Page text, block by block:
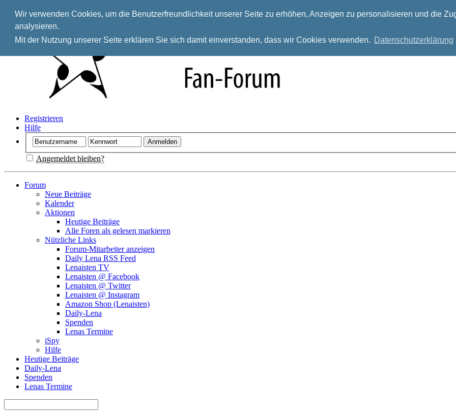
Wir verwenden Cookies, um die Benutzerfreundlichkeit unserer Seite zu erhöhen, Anzeigen zu personalisieren und die
analysieren.
Mit der Nutzung unserer Seite erklären Sie sich damit einverstanden, dass wir Cookies verwenden. Datenschutzerklärung
Registrieren
Hilfe
Angemeldet bleiben?
Forum
Neue Beiträge
Kalender
Aktionen
Heutige Beiträge
Alle Foren als gelesen markieren
Nützliche Links
Forum-Mitarbeiter anzeigen
Daily Lena RSS Feed
Lenaisten TV
Lenaisten @ Facebook
Lenaisten @ Twitter
Lenaisten @ Instagram
Amazon Shop (Lenaisten)
Daily-Lena
Spenden
Lenas Termine
iSpy
Hilfe
Heutige Beiträge
Daily-Lena
Spenden
Lenas Termine